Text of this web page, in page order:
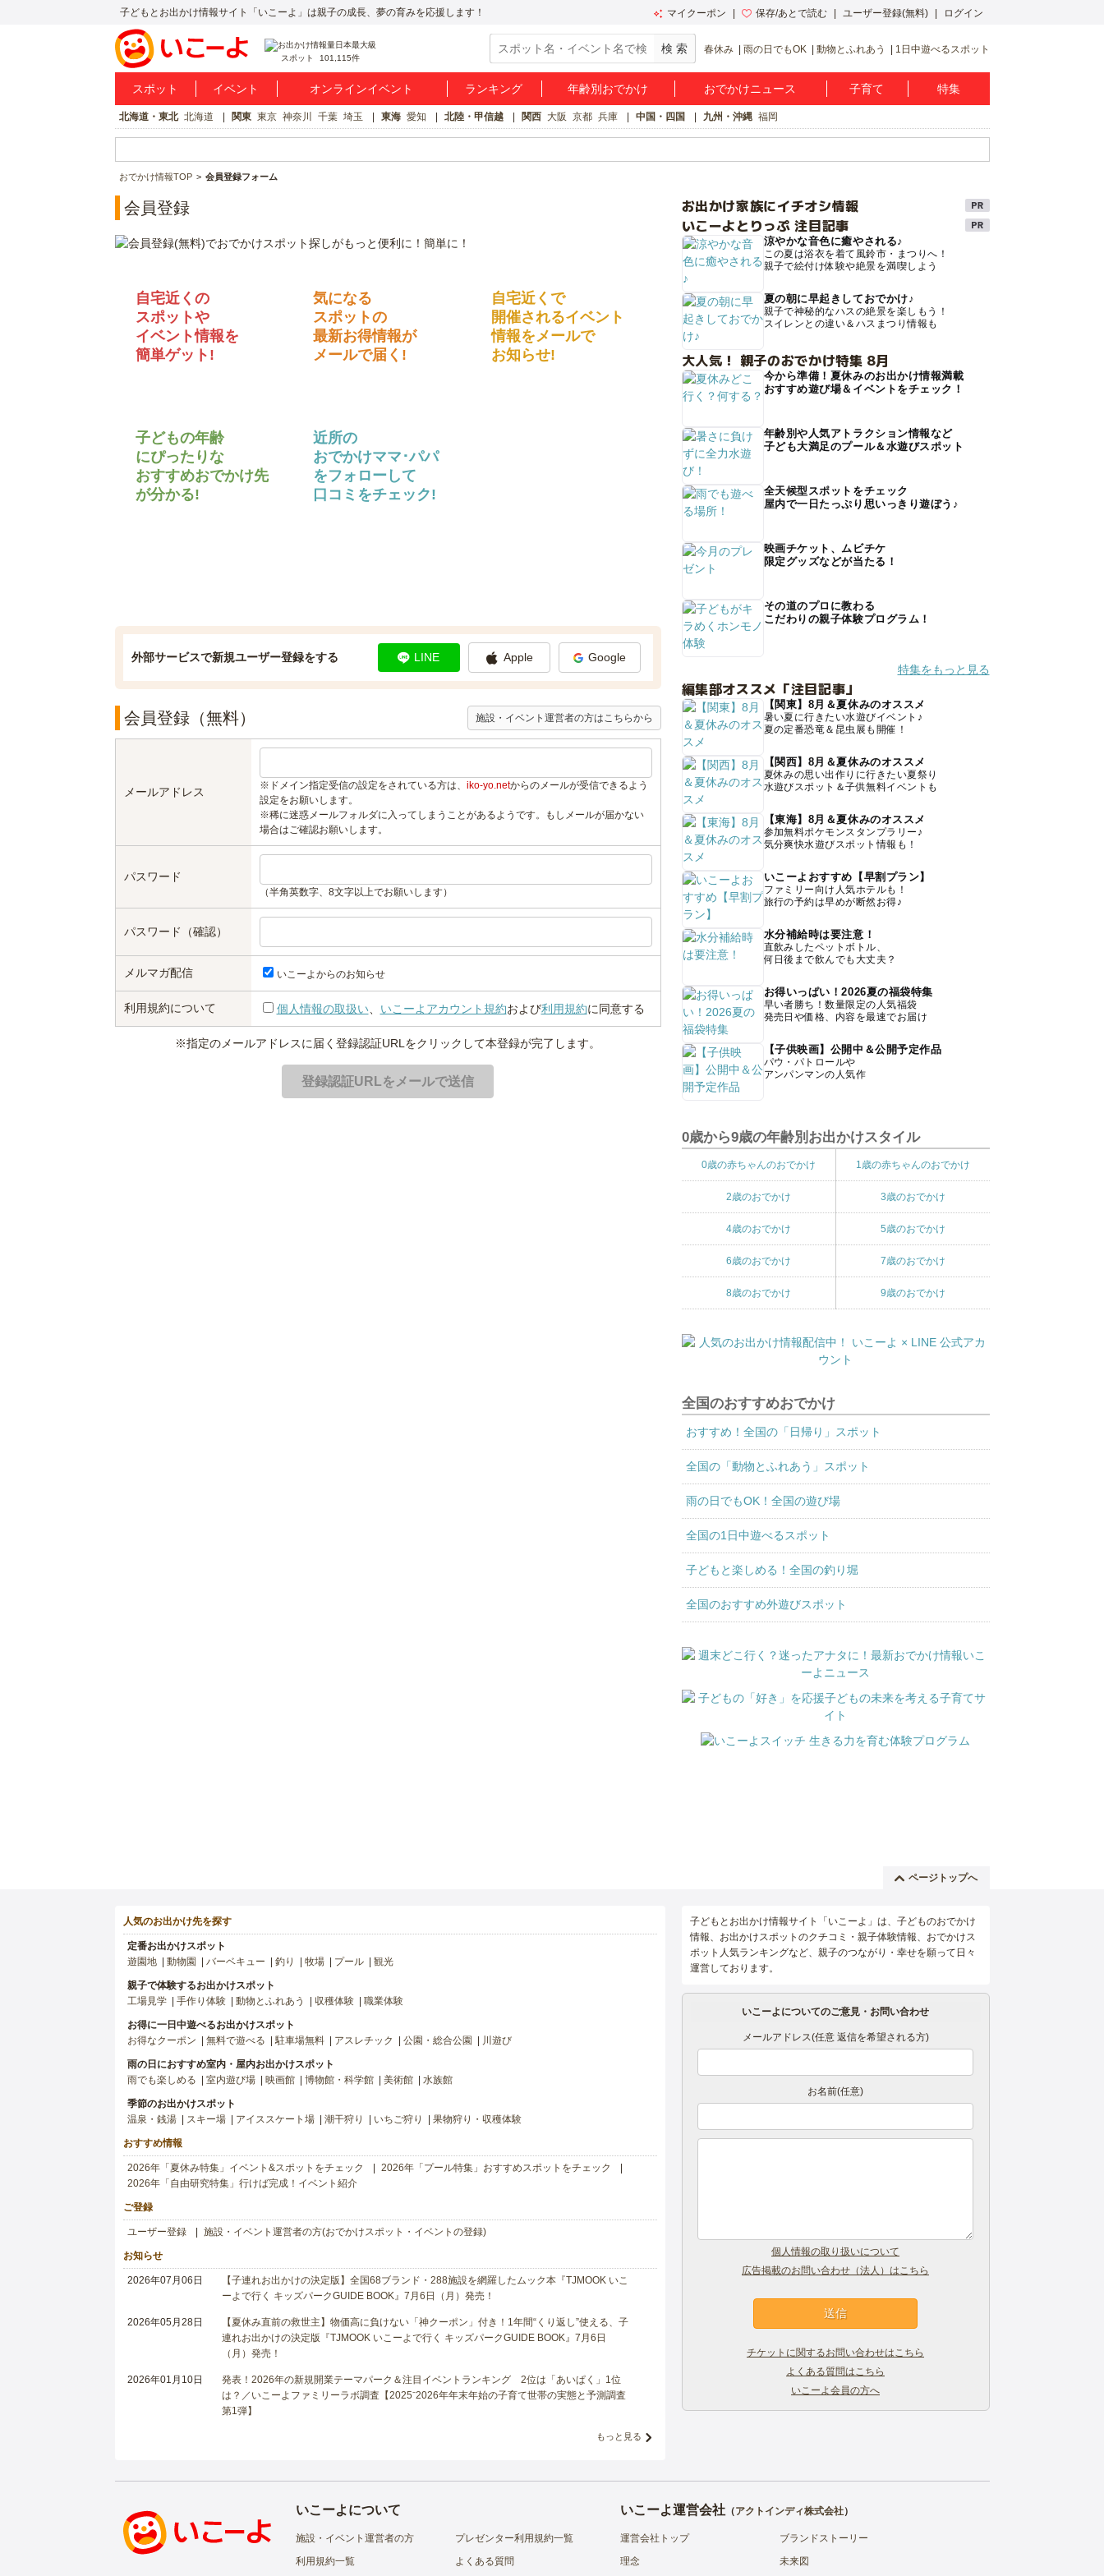
子どもとお出かけ情報サイト「いこーよ」は親子の成長、夢の育みを応援します！ マイクーポン 保存/あとで読む ユーザー登録(無料) ログイン
スポット 101,115件
春休み 雨の日でもOK 動物とふれあう 1日中遊べるスポット
スポット イベント オンラインイベント ランキング 年齢別おでかけ おでかけニュース 子育て 特集
北海道・東北 北海道 関東 東京 神奈川 千葉 埼玉 東海 愛知 北陸・甲信越 関西 大阪 京都 兵庫 中国・四国 九州・沖縄 福岡
おでかけ情報TOP 会員登録フォーム
会員登録
自宅近くの
スポットや
イベント情報を
簡単ゲット!
気になる
スポットの
最新お得情報が
メールで届く!
自宅近くで
開催されるイベント
情報をメールで
お知らせ!
子どもの年齢
にぴったりな
おすすめおでかけ先
が分かる!
近所の
おでかけママ･パパ
をフォローして
口コミをチェック!
外部サービスで新規ユーザー登録をする LINE Apple Google
会員登録（無料） 施設・イベント運営者の方はこちらから
メールアドレス ※ドメイン指定受信の設定をされている方は、 iko-yo.netからのメールが受信できるよう
設定をお願いします。
※稀に迷惑メールフォルダに入ってしまうことがあるようです。もしメールが届かない
場合はご確認お願いします。
パスワード
（半角英数字、8文字以上でお願いします）
パスワード（確認）
メルマガ配信 いこーよからのお知らせ
利用規約について 個人情報の取扱い、 いこーよアカウント規約および利用規約に同意する
※指定のメールアドレスに届く登録認証URLをクリックして本登録が完了します。
お出かけ家族にイチオシ情報
いこーよとりっぷ 注目記事
涼やかな音色に癒やされる♪
この夏は浴衣を着て風鈴市・まつりへ！
親子で絵付け体験や絶景を満喫しよう
夏の朝に早起きしておでかけ♪
親子で神秘的なハスの絶景を楽しもう！
スイレンとの違い＆ハスまつり情報も
大人気！ 親子のおでかけ特集 8月
今から準備！夏休みのお出かけ情報満載
おすすめ遊び場＆イベントをチェック！
年齢別や人気アトラクション情報など
子ども大満足のプール＆水遊びスポット
全天候型スポットをチェック
屋内で一日たっぷり思いっきり遊ぼう♪
映画チケット、ムビチケ
限定グッズなどが当たる！
その道のプロに教わる
こだわりの親子体験プログラム！
特集をもっと見る
編集部オススメ「注目記事」
【関東】8月＆夏休みのオススメ
暑い夏に行きたい水遊びイベント♪
夏の定番恐竜＆昆虫展も開催！
【関西】8月＆夏休みのオススメ
夏休みの思い出作りに行きたい夏祭り
水遊びスポット＆子供無料イベントも
【東海】8月＆夏休みのオススメ
参加無料ポケモンスタンプラリー♪
気分爽快水遊びスポット情報も！
いこーよおすすめ【早割プラン】
ファミリー向け人気ホテルも！
旅行の予約は早めが断然お得♪
水分補給時は要注意！
直飲みしたペットボトル、
何日後まで飲んでも大丈夫？
お得いっぱい！2026夏の福袋特集
早い者勝ち！数量限定の人気福袋
発売日や価格、内容を最速でお届け
【子供映画】公開中＆公開予定作品
パウ・パトロールや
アンパンマンの人気作
0歳から9歳の年齢別お出かけスタイル
0歳の赤ちゃんのおでかけ 1歳の赤ちゃんのおでかけ
2歳のおでかけ 3歳のおでかけ
4歳のおでかけ 5歳のおでかけ
6歳のおでかけ 7歳のおでかけ
8歳のおでかけ 9歳のおでかけ
全国のおすすめおでかけ
おすすめ！全国の「日帰り」スポット
全国の「動物とふれあう」スポット
雨の日でもOK！全国の遊び場
全国の1日中遊べるスポット
子どもと楽しめる！全国の釣り堀
全国のおすすめ外遊びスポット
ページトップへ
人気のお出かけ先を探す
定番お出かけスポット
遊園地
動物園 バーベキュー 釣り 牧場 プール 観光
親子で体験するお出かけスポット
工場見学
手作り体験 動物とふれあう 収穫体験 職業体験
お得に一日中遊べるお出かけスポット
お得なクーポン
無料で遊べる 駐車場無料 アスレチック 公園・総合公園 川遊び
雨の日におすすめ室内・屋内お出かけスポット
雨でも楽しめる
室内遊び場 映画館 博物館・科学館 美術館 水族館
季節のお出かけスポット
温泉・銭湯
スキー場 アイススケート場 潮干狩り いちご狩り 果物狩り・収穫体験
おすすめ情報
2026年「夏休み特集」イベント&スポットをチェック
2026年「プール特集」おすすめスポットをチェック
2026年「自由研究特集」行けば完成！イベント紹介
ご登録
ユーザー登録 施設・イベント運営者の方(おでかけスポット・イベントの登録)
お知らせ
2026年07月06日
【子連れお出かけの決定版】全国68ブランド・288施設を網羅したムック本『TJMOOK いこ
ーよで行く キッズパークGUIDE BOOK』7月6日（月）発売！
2026年05月28日
【夏休み直前の救世主】物価高に負けない「神クーポン」付き！1年間“くり返し”使える、子
連れお出かけの決定版『TJMOOK いこーよで行く キッズパークGUIDE BOOK』7月6日
（月）発売！
2026年01月10日
発表！2026年の新規開業テーマパーク＆注目イベントランキング 2位は「あいぱく」1位
は？／いこーよファミリーラボ調査【2025⁻2026年年末年始の子育て世帯の実態と予測調査
第1弾】
もっと見る
子どもとお出かけ情報サイト「いこーよ」は、子どものおでかけ
情報、お出かけスポットのクチコミ・親子体験情報、おでかけス
ポット人気ランキングなど、親子のつながり・幸せを願って日々
運営しております。
いこーよについてのご意見・お問い合わせ
メールアドレス(任意 返信を希望される方)
お名前(任意)
個人情報の取り扱いについて
広告掲載のお問い合わせ（法人）はこちら
チケットに関するお問い合わせはこちら
よくある質問はこちら
いこーよ会員の方へ
いこーよについて
施設・イベント運営者の方
プレゼンター利用規約一覧
利用規約一覧
よくある質問
いこーよ運営会社（アクトインディ株式会社）
運営会社トップ
ブランドストーリー
理念
未来図